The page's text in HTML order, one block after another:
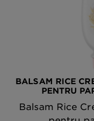
BALSAM RICE
PENTRU
Balsam Rice